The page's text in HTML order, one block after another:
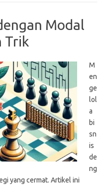
Modal
Trik
M
en
ge
lol
a
bi
sn
is
de
ng
yang cermat. Artikel ini